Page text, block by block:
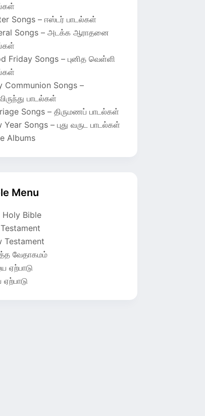
Songs – ஈஸ்டர் பாடல்கள்
Songs – அடக்க ஆராதனை
Friday Songs – புனித வெள்ளி
Communion Songs –
பாடல்கள்
Songs – திருமணப் பாடல்கள்
Year Songs – புது வருட பாடல்கள்
Albums
Menu
Holy Bible
Testament
வேதாகமம்
ஏற்பாடு
ஏற்பாடு